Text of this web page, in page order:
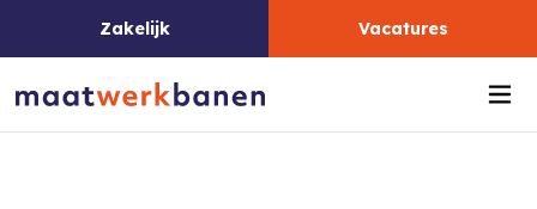
Zakelijk Vacatures